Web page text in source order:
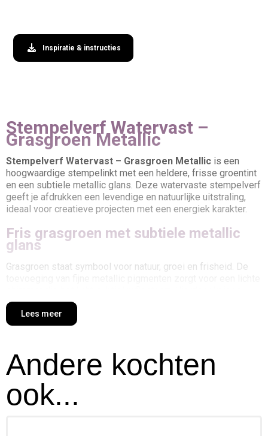
Inspiratie & instructies
Stempelverf Watervast –
Grasgroen Metallic
Stempelverf Watervast – Grasgroen Metallic is een
hoogwaardige stempelinkt met een heldere, frisse groentint
en een subtiele metallic glans. Deze watervaste stempelverf
geeft je afdrukken een levendige en natuurlijke uitstraling,
ideaal voor creatieve projecten met een energiek karakter.
Fris grasgroen met subtiele metallic
glans
Grasgroen staat symbool voor natuur, groei en frisheid. De
stempelafdrukken extra diepte zonder hun frisse karakter te
verliezen.
vrijheid
Na droging is de inkt volledig watervast, waardoor afdrukken
niet uitlopen bij contact met water, verf of inkt. Dit maakt
deze stempelverf ideaal voor gebruik in combinatie met
aquarel, alcoholmarkers en diverse mixed media technieken.
Lees meer
Andere kochten
ook...